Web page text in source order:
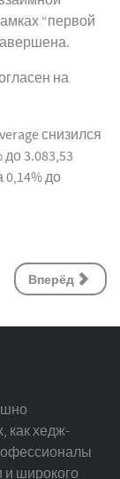
“первой
на
снизился
до 3.083,53
0,14% до
Вперёд
как хедж-
и широкого